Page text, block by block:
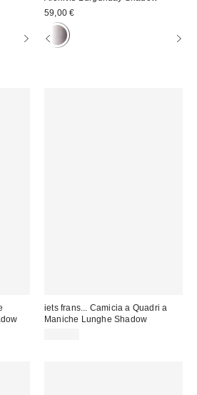
59,00 €
iets frans... Camicia a Quadri a
Maniche Lunghe Shadow